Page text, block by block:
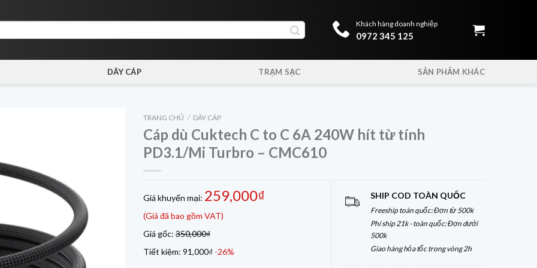
Khách hàng doanh nghiệp
0972 345 125
DÂY CÁP TRẠM SẠC SẢN PHẨM KHÁC
TRANG CHỦ / DÂY CÁP
Cáp dù Cuktech C to C 6A 240W hít từ tính
PD3.1/Mi Turbro – CMC610
Giá khuyến mại: 259,000₫
(Giá đã bao gồm VAT)
Giá gốc: 350,000₫
Tiết kiệm: 91,000₫ -26%
SHIP COD TOÀN QUỐC
Freeship toàn quốc: Đơn từ 500k
Phí ship 21k - toàn quốc: Đơn dưới
500k
Giao hàng hỏa tốc trong vòng 2h